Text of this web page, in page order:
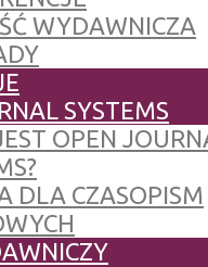
WYDAWNICZA
SYSTEMS
OPEN
DLA CZASOPISM